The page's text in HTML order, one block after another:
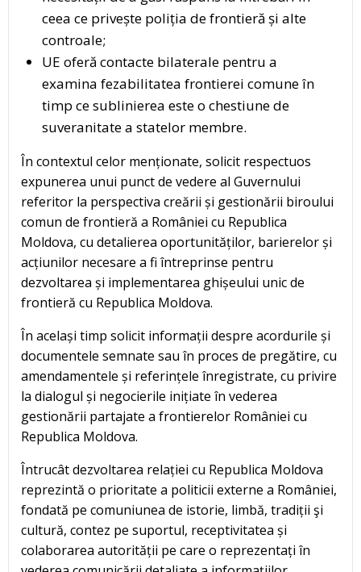
ceea ce privește poliția de frontieră și alte
controale;
UE oferă contacte bilaterale pentru a
examina fezabilitatea frontierei comune în
timp ce sublinierea este o chestiune de
suveranitate a statelor membre.
În contextul celor menționate, solicit respectuos
expunerea unui punct de vedere al Guvernului
referitor la perspectiva creării și gestionării biroului
comun de frontieră a României cu Republica
Moldova, cu detalierea oportunităților, barierelor și
acțiunilor necesare a fi întreprinse pentru
dezvoltarea și implementarea ghișeului unic de
frontieră cu Republica Moldova.
În același timp solicit informații despre acordurile și
documentele semnate sau în proces de pregătire, cu
amendamentele și referințele înregistrate, cu privire
la dialogul și negocierile inițiate în vederea
gestionării partajate a frontierelor României cu
Republica Moldova.
Întrucât dezvoltarea relației cu Republica Moldova
reprezintă o prioritate a politicii externe a României,
fondată pe comuniunea de istorie, limbă, tradiții şi
cultură, contez pe suportul, receptivitatea și
colaborarea autorității pe care o reprezentați în